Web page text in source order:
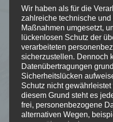
Sollten Sie dennoch
ein auf diesen
Link auf eine Seite
Inhalten verweist, so
eine eMail.
Der Vollständigkeit
hingewiesen, dass
zum
beziehen bzw.
Entscheidung des
Az.: 15 U 221/01,
Entscheidungsgründe
Inhalte dieser
Wir haben als für die
zahlreiche technische
Maßnahmen umgesetzt,
lückenlosen Schutz der
verarbeiteten
sicherzustellen. Dennoch
Datenübertragungen
Sicherheitslücken
Schutz nicht
diesem Grund steht es
frei, personenbezogene
alternativen Wegen,